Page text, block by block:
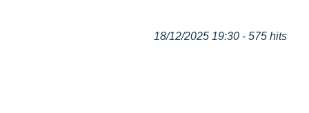
18/12/2025 19:30 - 575 hits